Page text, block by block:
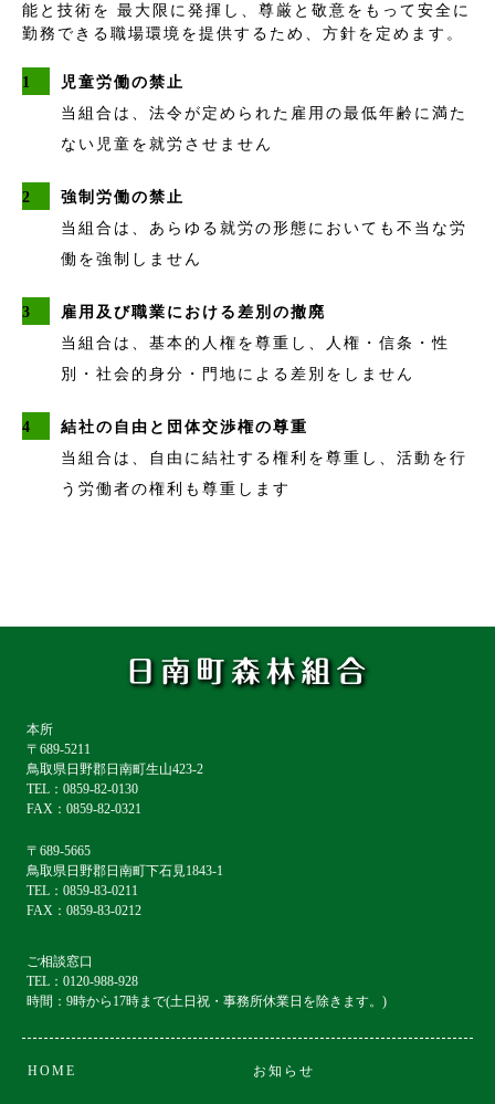
能と技術を 最大限に発揮し、尊厳と敬意をもって安全に
勤務できる職場環境を提供するため、方針を定めます。
児童労働の禁止
当組合は、法令が定められた雇用の最低年齢に満た
ない児童を就労させません
強制労働の禁止
当組合は、あらゆる就労の形態においても不当な労
働を強制しません
雇用及び職業における差別の撤廃
当組合は、基本的人権を尊重し、人権・信条・性
別・社会的身分・門地による差別をしません
結社の自由と団体交渉権の尊重
当組合は、自由に結社する権利を尊重し、活動を行
う労働者の権利も尊重します
本所
〒689-5211
鳥取県日野郡日南町生山423-2
TEL：0859-82-0130
FAX：0859-82-0321
〒689-5665
鳥取県日野郡日南町下石見1843-1
TEL：0859-83-0211
FAX：0859-83-0212
ご相談窓口
TEL：0120-988-928
時間：9時から17時まで(土日祝・事務所休業日を除きます。)
HOME お知らせ